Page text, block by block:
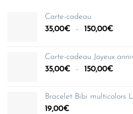
Carte-cadeau
35,00€ – 150,00€Plage
à
Carte-cadeau Joyeux
35,00€ – 150,00€Plage
Bracelet Bibi multicolors
19,00€